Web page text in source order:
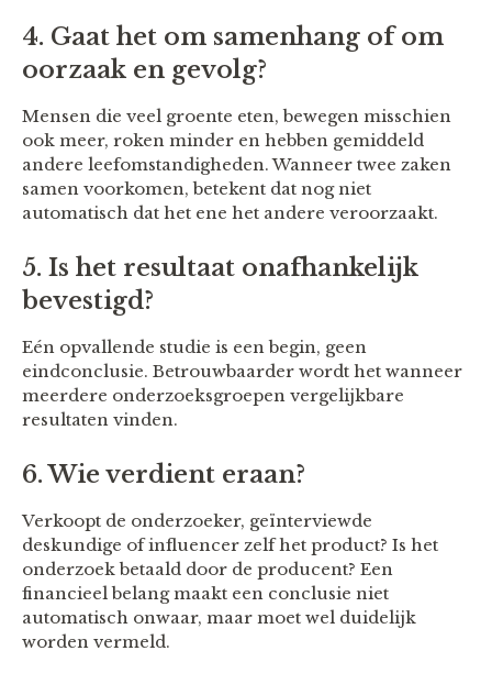
4. Gaat het om samenhang of om
oorzaak en gevolg?
Mensen die veel groente eten, bewegen misschien
ook meer, roken minder en hebben gemiddeld
andere leefomstandigheden. Wanneer twee zaken
samen voorkomen, betekent dat nog niet
automatisch dat het ene het andere veroorzaakt.
5. Is het resultaat onafhankelijk
bevestigd?
Eén opvallende studie is een begin, geen
eindconclusie. Betrouwbaarder wordt het wanneer
meerdere onderzoeksgroepen vergelijkbare
resultaten vinden.
6. Wie verdient eraan?
Verkoopt de onderzoeker, geïnterviewde
deskundige of influencer zelf het product? Is het
onderzoek betaald door de producent? Een
financieel belang maakt een conclusie niet
automatisch onwaar, maar moet wel duidelijk
worden vermeld.